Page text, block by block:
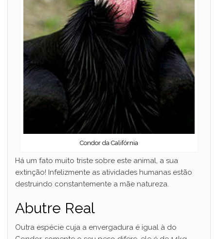
Condor da Califórnia
Há um fato muito triste sobre este animal, a sua
extinção! Infelizmente as atividades humanas estão
destruindo constantemente a mãe natureza.
Abutre Real
Outra espécie cuja a envergadura é igual à do